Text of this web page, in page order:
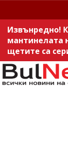
Извънредно!
мантинелата
щетите са